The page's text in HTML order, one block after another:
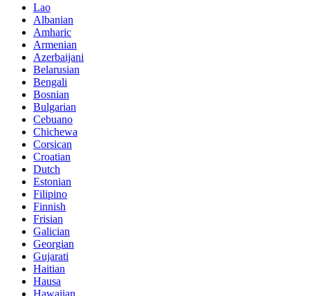
Lao
Albanian
Amharic
Armenian
Azerbaijani
Belarusian
Bengali
Bosnian
Bulgarian
Cebuano
Chichewa
Corsican
Croatian
Dutch
Estonian
Filipino
Finnish
Frisian
Galician
Georgian
Gujarati
Haitian
Hausa